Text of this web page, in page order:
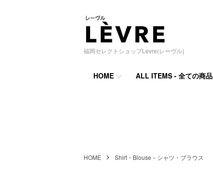
福岡セレクトショップLevre(レーヴル)
HOME ALL ITEMS - 全ての商品
HOME Shirt・Blouse－シャツ・ブラウス